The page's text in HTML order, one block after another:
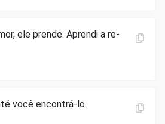
ele prende. Aprendi a re-
você encontrá-lo.